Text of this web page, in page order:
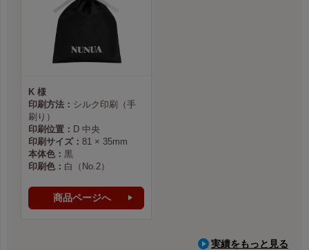
K 様
印刷方法： シルク印刷（手
刷り）
印刷位置： D 中央
印刷サイズ： 81 × 35mm
本体色： 黒
印刷色： 白（No.2）
商品ページへ
実績をもっと見る